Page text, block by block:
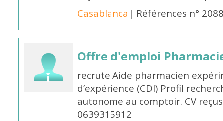
Casablanca | Références n°
Offre d'emploi
recrute Aide pharmacien
d’expérience (CDI) Profil
autonome au comptoir. CV
0639315912